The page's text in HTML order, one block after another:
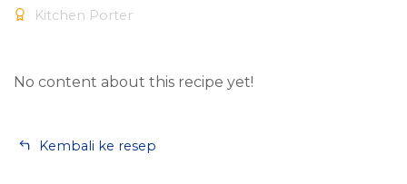
Kitchen Porter
No content about this recipe yet!
Kembali ke resep